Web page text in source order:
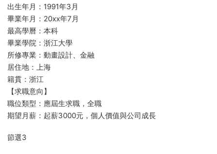
出生年月：1991年3月
畢業年月：20xx年7月
最高學曆：本科
畢業學院：浙江大學
所修專業：動畫設計、金融
居住地：上海
籍貫：浙江
【求職意向】
職位類型：應屆生求職，全職
期望月薪：起薪3000元，個人價值與公司成長
節選3